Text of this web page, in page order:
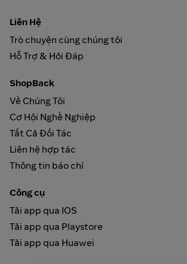
Liên Hệ
Trò chuyện cùng chúng tôi
Hỗ Trợ & Hỏi Đáp
ShopBack
Về Chúng Tôi
Cơ Hội Nghề Nghiệp
Tất Cả Đối Tác
Liên hệ hợp tác
Thông tin báo chí
Công cụ
Tải app qua IOS
Tải app qua Playstore
Tải app qua Huawei